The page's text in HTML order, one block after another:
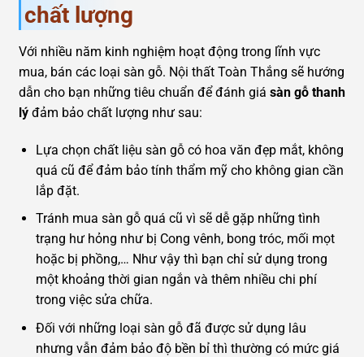
chất lượng
Với nhiều năm kinh nghiệm hoạt động trong lĩnh vực
mua, bán các loại sàn gỗ. Nội thất Toàn Thắng sẽ hướng
dẫn cho bạn những tiêu chuẩn để đánh giá sàn gỗ thanh
lý đảm bảo chất lượng như sau:
Lựa chọn chất liệu sàn gỗ có hoa văn đẹp mắt, không
quá cũ để đảm bảo tính thẩm mỹ cho không gian cần
lắp đặt.
Tránh mua sàn gỗ quá cũ vì sẽ dễ gặp những tình
trạng hư hỏng như bị Cong vênh, bong tróc, mối mọt
hoặc bị phồng,… Như vậy thì bạn chỉ sử dụng trong
một khoảng thời gian ngắn và thêm nhiều chi phí
trong việc sửa chữa.
Đối với những loại sàn gỗ đã được sử dụng lâu
nhưng vẫn đảm bảo độ bền bỉ thì thường có mức giá